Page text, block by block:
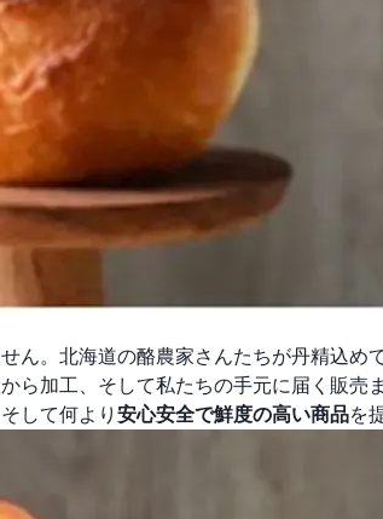
ん。北海道の酪農家さんたちが丹精込め
ら加工、そして私たちの手元に届く販売
して何より 安心安全で鮮度の高い商品を